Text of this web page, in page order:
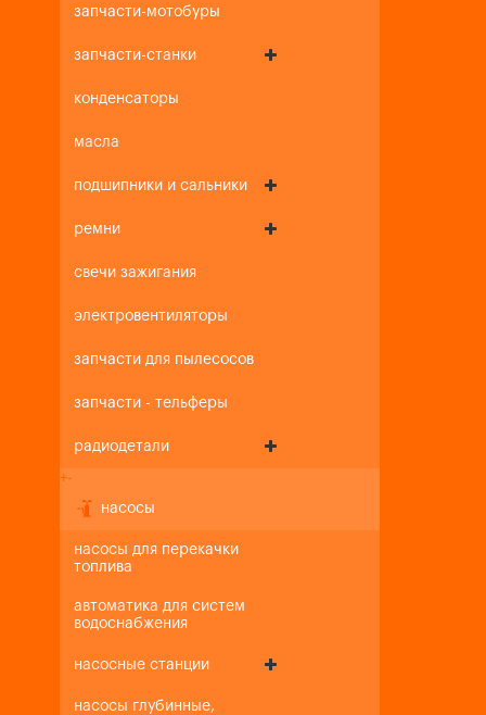
запчасти-мотобуры
запчасти-станки
конденсаторы
масла
подшипники и сальники
ремни
свечи зажигания
электровентиляторы
запчасти для пылесосов
запчасти - тельферы
радиодетали
+-
насосы
насосы для перекачки
топлива
автоматика для систем
водоснабжения
насосные станции
насосы глубинные,